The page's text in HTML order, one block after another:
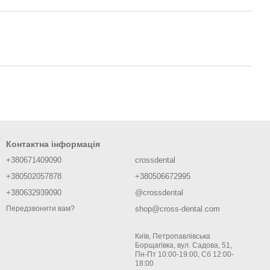
Контактна інформація
+380671409090
+380502057878
+380632939090
Передзвонити вам?
crossdental
+380506672995
@crossdental
shop@cross-dental.com
Київ, Петропавлівська
Борщагівка, вул. Садова, 51,
Пн-Пт 10:00-19:00, Сб 12:00-
18:00